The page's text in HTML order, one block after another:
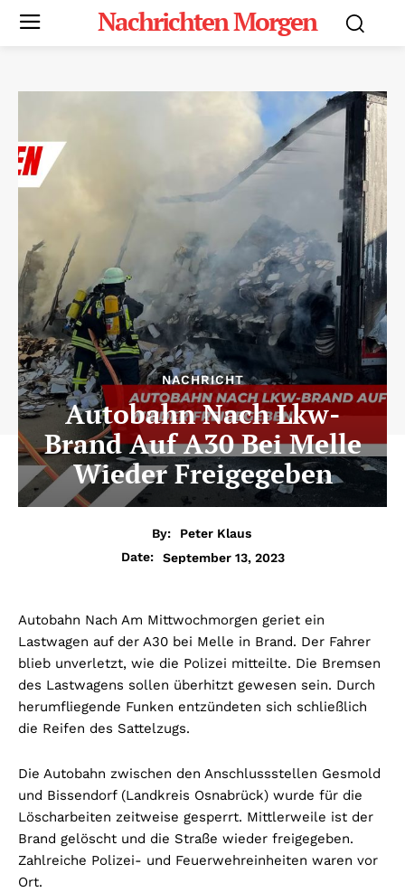
Nachrichten Morgen
NACHRICHT
Autobahn Nach Lkw-
Brand Auf A30 Bei Melle
Wieder Freigegeben
By:
Peter Klaus
Date:
September 13, 2023
Autobahn Nach Am Mittwochmorgen geriet ein
Lastwagen auf der A30 bei Melle in Brand. Der Fahrer
blieb unverletzt, wie die Polizei mitteilte. Die Bremsen
des Lastwagens sollen überhitzt gewesen sein. Durch
herumfliegende Funken entzündeten sich schließlich
die Reifen des Sattelzugs.
Die Autobahn zwischen den Anschlussstellen Gesmold
und Bissendorf (Landkreis Osnabrück) wurde für die
Löscharbeiten zeitweise gesperrt. Mittlerweile ist der
Brand gelöscht und die Straße wieder freigegeben.
Zahlreiche Polizei- und Feuerwehreinheiten waren vor
Ort.